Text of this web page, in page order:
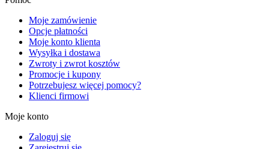
Moje zamówienie
Opcje płatności
Moje konto klienta
Wysyłka i dostawa
Zwroty i zwrot kosztów
Promocje i kupony
Potrzebujesz więcej pomocy?
Klienci firmowi
Moje konto
Zaloguj się